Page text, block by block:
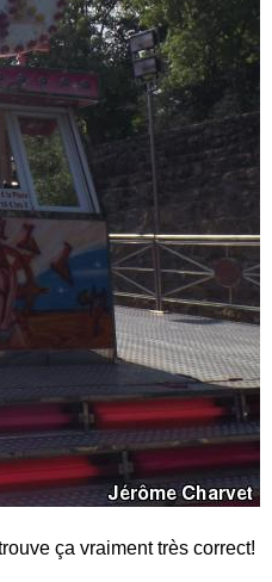
ça vraiment très correct!